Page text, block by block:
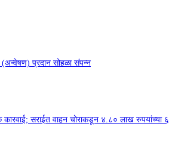
(अन्वेषण) प्रदान सोहळा संपन्न
कारवाई; सराईत वाहन चोराकडून ४.८० लाख रुपयांच्या ६